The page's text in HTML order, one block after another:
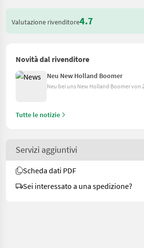
Valutazione rivenditore4.7
Novità dal rivenditore
Neu New Holland Boomer
Neu bei uns New Holland Boomer von
Tutte le notizie
Servizi aggiuntivi
Scheda dati PDF
Sei interessato a una spedizione?